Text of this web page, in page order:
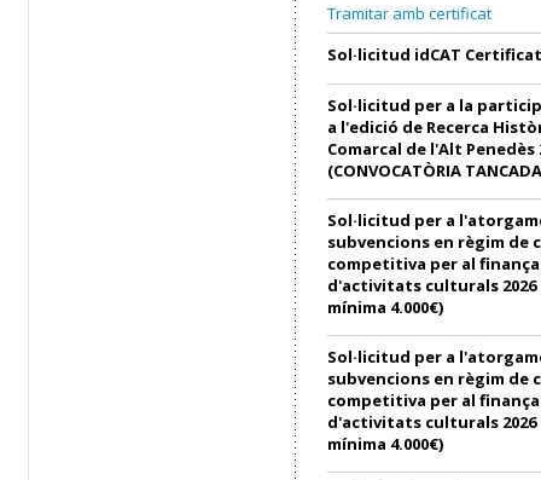
Tramitar amb certificat
Sol·licitud idCAT Certificat
Sol·licitud per a la
a l'edició de Recerca
Comarcal de l'Alt Penedès
(CONVOCATÒRIA
Sol·licitud per a
subvencions en règim de
competitiva per al
d'activitats culturals 2026
mínima 4.000€)
Sol·licitud per a
subvencions en règim de
competitiva per al
d'activitats culturals 2026
mínima 4.000€)